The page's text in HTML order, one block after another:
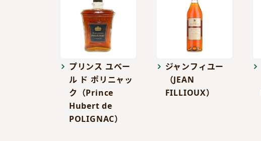
プリンス ユベー
ル ド ポリニャッ
ク（Prince
Hubert de
POLIGNAC）
ジャンフィユー
（JEAN
FILLIOUX）